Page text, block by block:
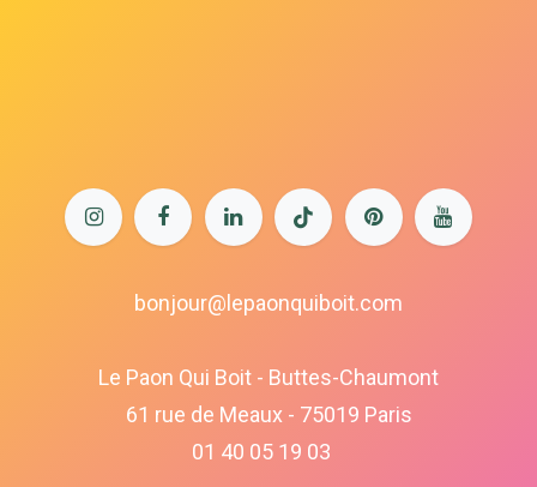
bonjour@lepaonquiboit.com
Le Paon Qui Boit - Buttes-Chaumont
61 rue de Meaux - 75019 Paris
01 40 05 19 03